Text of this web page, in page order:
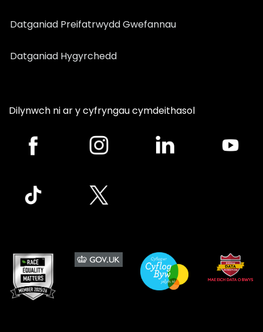
Datganiad Preifatrwydd Gwefannau
Datganiad Hygyrchedd
Dilynwch ni ar y cyfryngau cymdeithasol